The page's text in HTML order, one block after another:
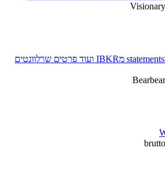
יצירת טופס 1325 מstatements מIBKR ועוד פרטים שרלוונטים